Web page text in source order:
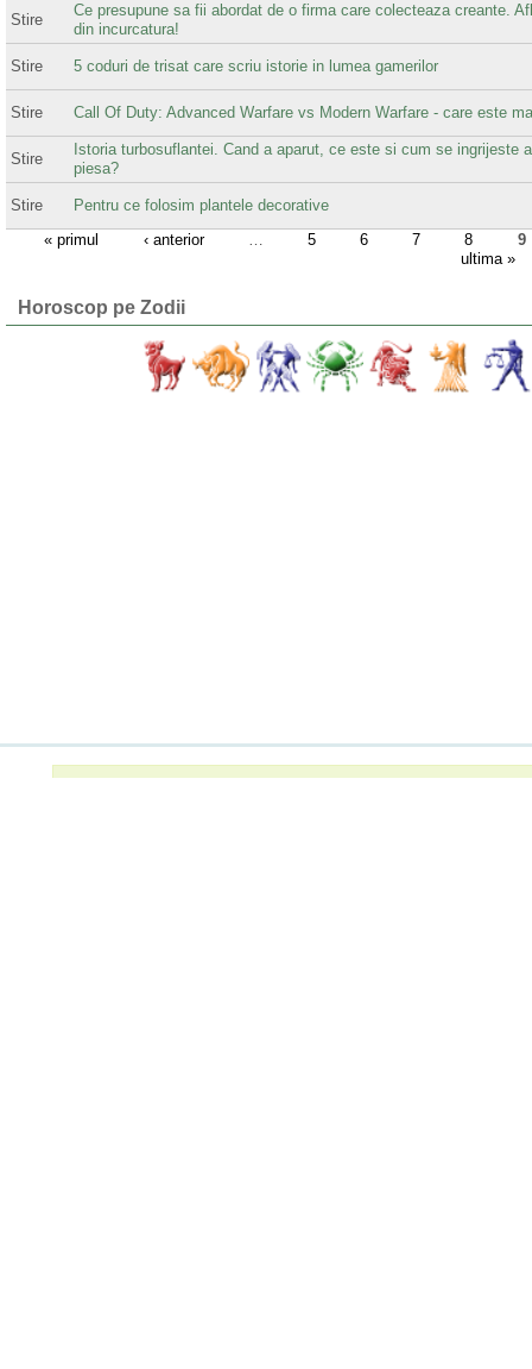
Stire
Ce presupune sa fii abordat de o firma care colecteaza creante.
din incurcatura!
Stire 5 coduri de trisat care scriu istorie in lumea gamerilor
Stire Call Of Duty: Advanced Warfare vs Modern Warfare - care este
Stire
Istoria turbosuflantei. Cand a aparut, ce este si cum se ingrijeste
piesa?
Stire
Pentru ce folosim plantele decorative
« primul
‹ anterior 5 6 7 8
9
ultima »
Horoscop pe Zodii